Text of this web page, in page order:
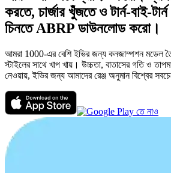
করতে, চার্জার খুঁজতে ও টার্ন-বাই-
চিনতে ABRP ডাউনলোড করো।
আমরা 1000-এর বেশি ইভির জন্য কনজাম্পশন মডেল
স্টাইলের সাথে খাপ খায়। উচ্চতা, বাতাসের গতি ও
নেওয়ায়, ইভির জন্য আমাদের রেঞ্জ অনুমান বিশ্বের